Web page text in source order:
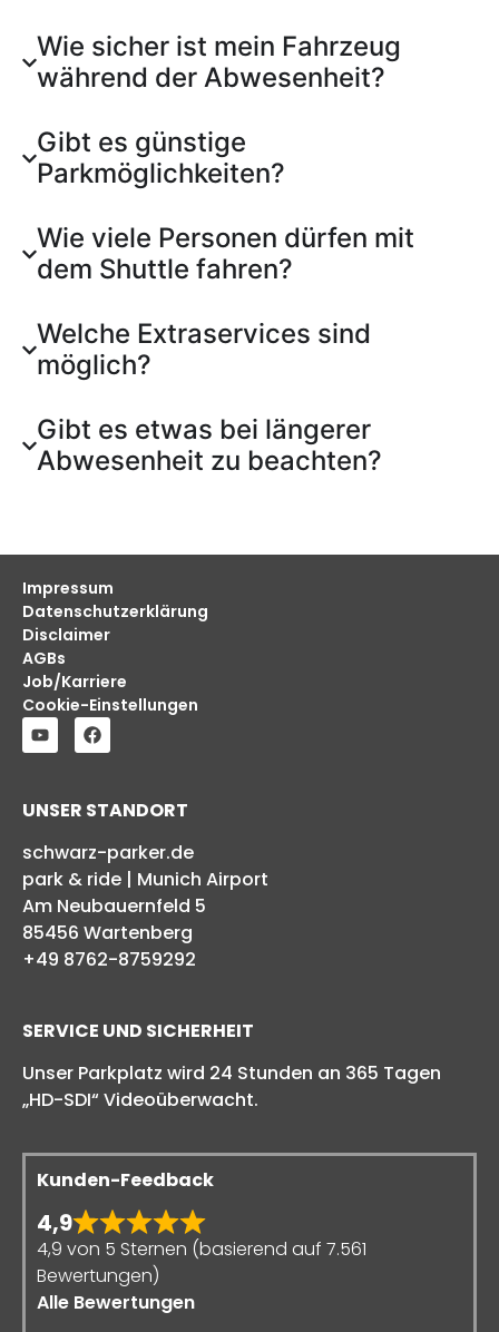
Wie sicher ist mein Fahrzeug
während der Abwesenheit?
Gibt es günstige
Parkmöglichkeiten?
Wie viele Personen dürfen mit
dem Shuttle fahren?
Welche Extraservices sind
möglich?
Gibt es etwas bei längerer
Abwesenheit zu beachten?
Impressum
Datenschutzerklärung
Disclaimer
AGBs
Job/Karriere
Cookie-Einstellungen
UNSER STANDORT
schwarz-parker.de
park & ride | Munich Airport
Am Neubauernfeld 5
85456 Wartenberg
+49 8762-8759292
SERVICE UND SICHERHEIT
Unser Parkplatz wird 24 Stunden an 365 Tagen
„HD-SDI“ Videoüberwacht.
Kunden-Feedback
4,9
4,9 von 5 Sternen (basierend auf 7.561
Bewertungen)
Alle Bewertungen